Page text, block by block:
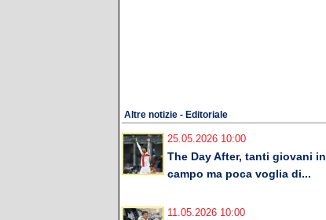
Altre notizie - Editoriale
25.05.2026 10:00
The Day After, tanti giovani in
campo ma poca voglia di...
11.05.2026 10:00